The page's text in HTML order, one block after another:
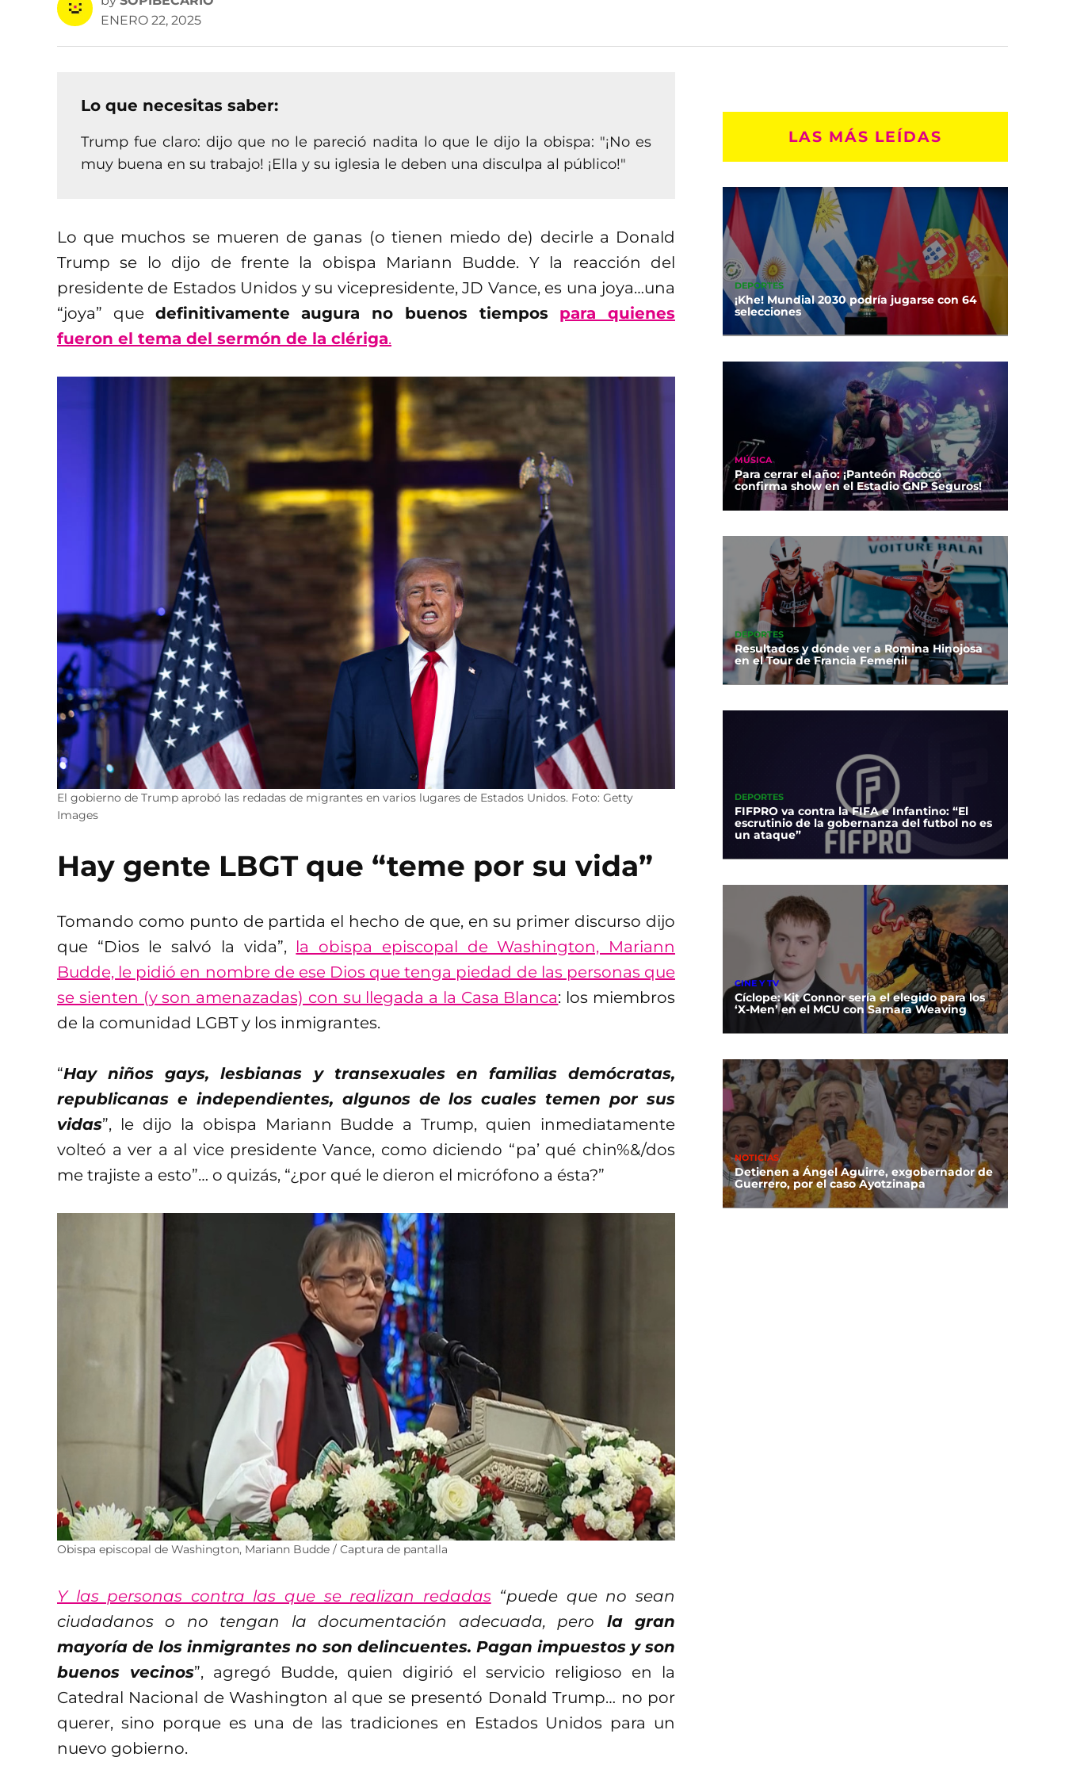
ENERO 22, 2025
Lo que necesitas saber:
Trump fue claro: dijo que no le pareció nadita lo que le dijo la obispa: "¡No es
muy buena en su trabajo! ¡Ella y su iglesia le deben una disculpa al público!"
Lo que muchos se mueren de ganas (o tienen miedo de) decirle a Donald
Trump se lo dijo de frente la obispa Mariann Budde. Y la reacción del
presidente de Estados Unidos y su vicepresidente, JD Vance, es una joya…una
“joya” que definitivamente augura no buenos tiempos para quienes
fueron el tema del sermón de la clériga.
El gobierno de Trump aprobó las redadas de migrantes en varios lugares de Estados Unidos. Foto: Getty
Images
Hay gente LBGT que “teme por su vida”
Tomando como punto de partida el hecho de que, en su primer discurso dijo
que “Dios le salvó la vida”, la obispa episcopal de Washington, Mariann
Budde, le pidió en nombre de ese Dios que tenga piedad de las personas que
se sienten (y son amenazadas) con su llegada a la Casa Blanca: los miembros
de la comunidad LGBT y los inmigrantes.
“Hay niños gays, lesbianas y transexuales en familias demócratas,
republicanas e independientes, algunos de los cuales temen por sus
vidas”, le dijo la obispa Mariann Budde a Trump, quien inmediatamente
volteó a ver a al vice presidente Vance, como diciendo “pa’ qué chin%&/dos
me trajiste a esto”… o quizás, “¿por qué le dieron el micrófono a ésta?”
Obispa episcopal de Washington, Mariann Budde / Captura de pantalla
Y las personas contra las que se realizan redadas“puede que no sean
ciudadanos o no tengan la documentación adecuada, pero la gran
mayoría de los inmigrantes no son delincuentes. Pagan impuestos y son
buenos vecinos”, agregó Budde, quien digirió el servicio religioso en la
Catedral Nacional de Washington al que se presentó Donald Trump… no por
querer, sino porque es una de las tradiciones en Estados Unidos para un
nuevo gobierno.
LAS MÁS LEÍDAS
DEPORTES
¡Khe! Mundial 2030 podría jugarse con 64
selecciones
MÚSICA
Para cerrar el año: ¡Panteón Rococó
confirma show en el Estadio GNP Seguros!
DEPORTES
Resultados y dónde ver a Romina Hinojosa
en el Tour de Francia Femenil
DEPORTES
FIFPRO va contra la FIFA e Infantino: “El
escrutinio de la gobernanza del futbol no es
un ataque”
CINE Y TV
Cíclope: Kit Connor sería el elegido para los
‘X-Men’ en el MCU con Samara Weaving
NOTICIAS
Detienen a Ángel Aguirre, exgobernador de
Guerrero, por el caso Ayotzinapa